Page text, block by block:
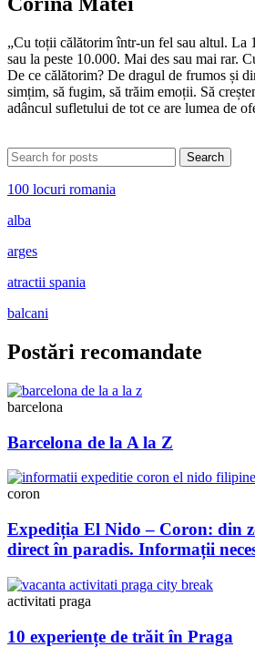
„Cu toții călătorim într-un fel sau altul. La
sau la peste 10.000. Mai des sau mai rar.
De ce călătorim? De dragul de frumos și
simțim, să fugim, să trăim emoții. Să
adâncul sufletului de tot ce are lumea de
Search
100 locuri romania
alba
arges
atractii spania
balcani
Postări recomandate
barcelona
Barcelona de la A la Z
coron
Expediția El Nido – Coron: din
direct în paradis. Informații
activitati praga
10 experiențe de trăit în Praga